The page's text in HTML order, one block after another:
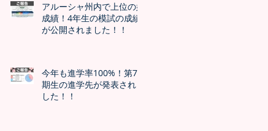
アルーシャ州内で上位の好
成績！4年生の模試の成績
が公開されました！！
今年も進学率100%！第7
期生の進学先が発表されま
した！！